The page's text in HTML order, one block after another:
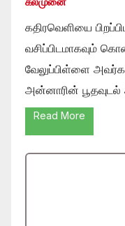
கதிரவெளியை
வசிப்பிடமாகவும்
வேலுப்பிள்ளை
அன்னாரின்
Read More